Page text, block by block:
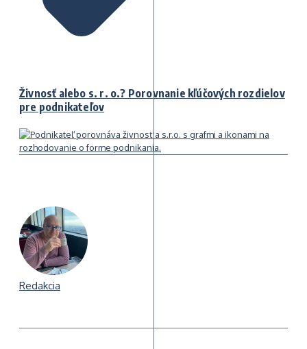
Živnosť alebo s. r. o.? Porovnanie kľúčových rozdielov
pre podnikateľov
Redakcia